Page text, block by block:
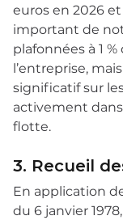
euros en 2026
important de
plafonnées à 1
l’entreprise,
significatif sur
activement
flotte.
3. Recueil
En application
du 6 janvier